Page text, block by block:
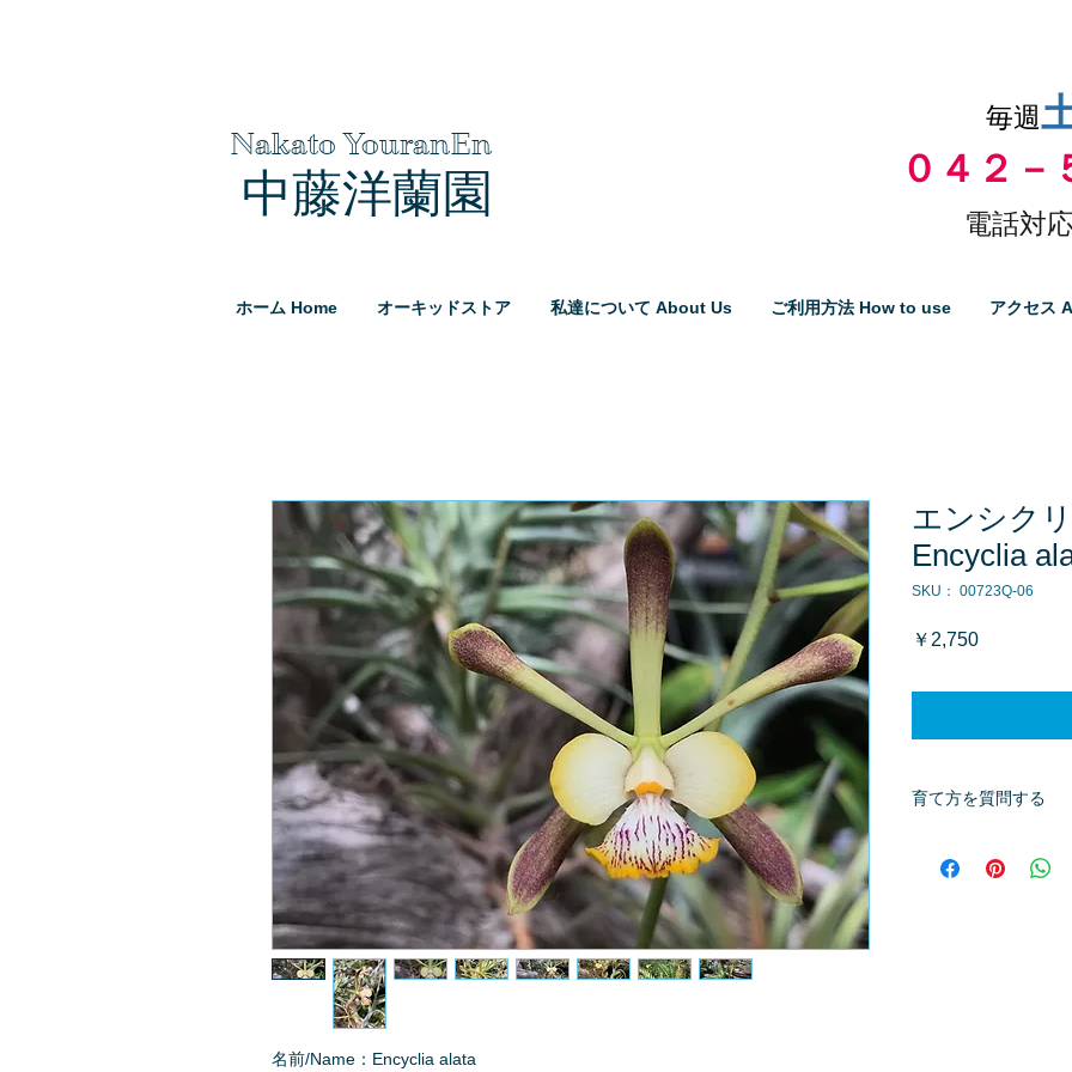
Nakato YouranEn
中藤洋蘭園
毎週
０４２－
電話対
ホーム Home オーキッドストア 私達について About Us ご利用方法 How to use アクセス
名前/Name：Encyclia alata
エンシク
Encyclia
SKU： 00723Q-06
￥2,750価
育て方を質問する
※質問へのお返事は